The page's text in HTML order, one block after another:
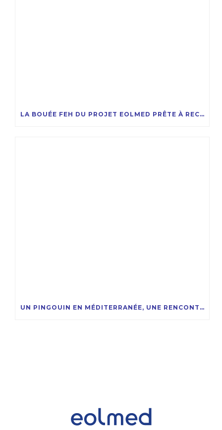
LA BOUÉE FEH DU PROJET EOLMED PRÊTE À RECEVOIR LA COMPAGNIE DES ÉOLIENNES FLOTTANTES
UN PINGOUIN EN MÉDITERRANÉE, UNE RENCONTRE RARE ET FASCINANTE !